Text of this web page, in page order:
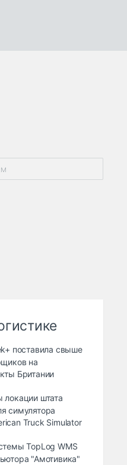
поставила свыше
на
Британии
локации штата
симулятора
Truck Simulator
TopLog WMS
"Амотивика"